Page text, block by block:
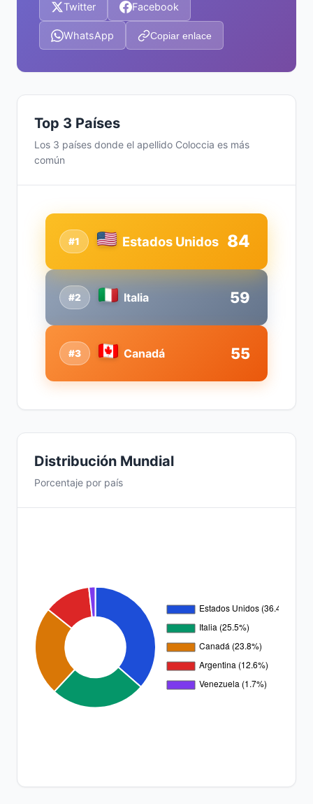
Twitter Facebook
WhatsApp Copiar enlace
Top 3 Países
Los 3 países donde el apellido Coloccia es más
común
#2 Italia 59
#1 Estados Unidos 84
#3 Canadá 55
Distribución Mundial
Porcentaje por país